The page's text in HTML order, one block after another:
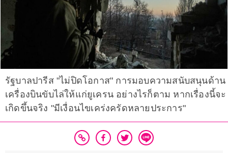
รัฐบาลปารีส "ไม่ปิดโอกาส" การมอบความสนับสนุนด้าน
เครื่องบินขับไล่ให้แก่ยูเครน อย่างไรก็ตาม หากเรื่องนี้จะ
เกิดขึ้นจริง "มีเงื่อนไขเคร่งครัดหลายประการ"